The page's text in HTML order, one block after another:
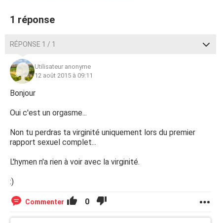
1 réponse
RÉPONSE 1 / 1
Utilisateur anonyme
12 août 2015 à 09:11
Bonjour
Oui c'est un orgasme...
Non tu perdras ta virginité uniquement lors du premier
rapport sexuel complet...
L'hymen n'a rien à voir avec la virginité.
:)
Commenter 0